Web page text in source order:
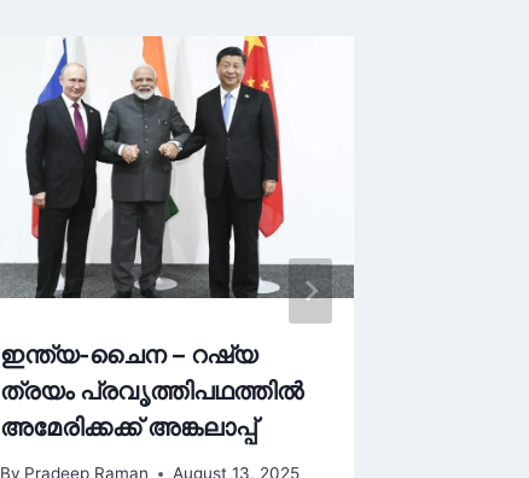
ഇന്ത്യ-ചൈന – റഷ്യ
ത്രയം പ്രവൃത്തിപഥത്തിൽ
അമേരിക്കക്ക് അങ്കലാപ്പ്
By Pradeep Raman August 13, 2025